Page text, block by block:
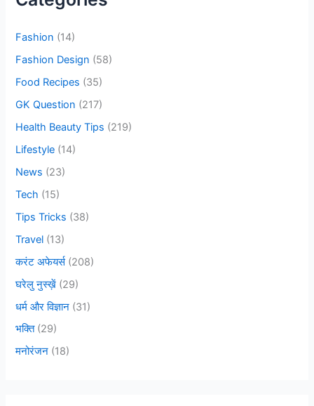
h
r
:
Fashion (14)
Fashion Design (58)
Food Recipes (35)
GK Question (217)
Health Beauty Tips (219)
Lifestyle (14)
News (23)
Tech (15)
Tips Tricks (38)
Travel (13)
करंट अफेयर्स(208)
घरेलु नुस्ख़ें (29)
धर्म और विज्ञान (31)
भक्ति(29)
मनोरंजन (18)